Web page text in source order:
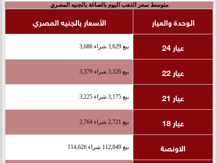
متوسط سعر الذهب اليوم بالصاغة بالجنيه المصري
الوحدة والعيار
الأسعار بالجنيه المصري
عيار 24
بيع 3,629 شراء 3,686
عيار 22 بيع 3,326 شراء 3,379
عيار 21 بيع 3,175 شراء 3,225
عيار 18 بيع 2,721 شراء 2,764
الاونصة بيع 112,849 شراء 114,626